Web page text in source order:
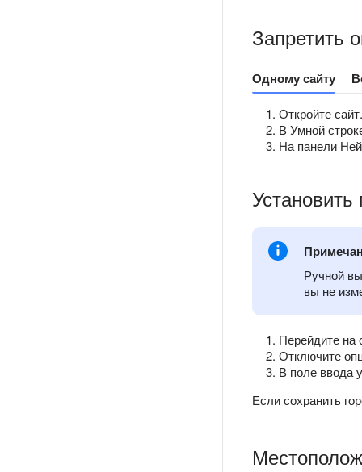
Запретить
Одному сайту
Откройте сайт.
В Умной
На панели
Ручной
вы не
Перейдите на
Отключите
В поле ввода
Если сохранить